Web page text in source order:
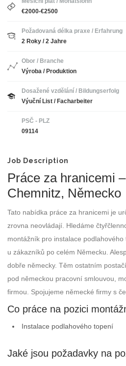
€2000-€2500
Požadovaná délka praxe / Erfahrung
2 Roky / 2 Jahre
Obor / Branche
Výroba / Produktion
Dosažené vzdělání / Bildungserfolg
Výuční List / Facharbeiter
PSČ - PLZ
09114
Job Description
Práce za hranicemi
Chemnitz, Německo
Tato nabídka práce za hranicemi je
zrovna neovládají. Hledáme
montážník pro instalace
u zákazníků po celém Německu.
dobře německy. Těm ostatním
pod německou pracovní smlouvou,
firmou. Spojujeme německé firmy s
Co práce na pozici
Instalace podlahového topení
Jaké jsou požadavky na